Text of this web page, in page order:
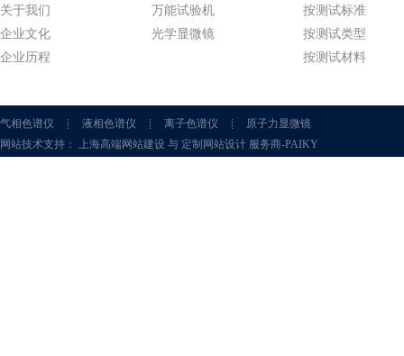
关于我们
企业文化
企业历程
万能试验机
光学显微镜
按测试标准
按测试类型
按测试材料
气相色谱仪 液相色谱仪 离子色谱仪
原子力显微镜
网站技术支持： 上海高端网站建设 与 定制网站设计 服务商-PAIKY